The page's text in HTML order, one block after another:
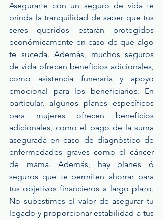
Asegurarte con un seguro de vida te
brinda la tranquilidad de saber que tus
seres queridos estarán protegidos
económicamente en caso de que algo
te suceda. Además, muchos seguros
de vida ofrecen beneficios adicionales,
como asistencia funeraria y apoyo
emocional para los beneficiarios. En
particular, algunos planes específicos
para mujeres ofrecen beneficios
adicionales, como el pago de la suma
asegurada en caso de diagnóstico de
enfermedades graves como el cáncer
de mama. Además, hay planes ó
seguros que te permiten ahorrar para
tus objetivos financieros a largo plazo.
No subestimes el valor de asegurar tu
legado y proporcionar estabilidad a tus